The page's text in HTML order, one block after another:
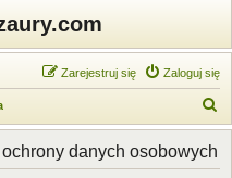
Zaloguj się
Zarejestruj się
z
danych osobowych